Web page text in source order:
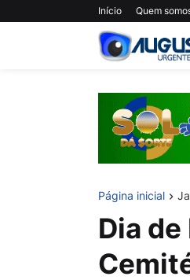
Início Quem
Página inicial
Dia